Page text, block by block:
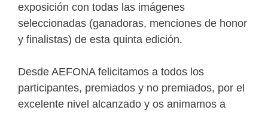
exposición con todas las imágenes
seleccionadas (ganadoras, menciones de honor
y finalistas) de esta quinta edición.
Desde AEFONA felicitamos a todos los
participantes, premiados y no premiados, por el
excelente nivel alcanzado y os animamos a